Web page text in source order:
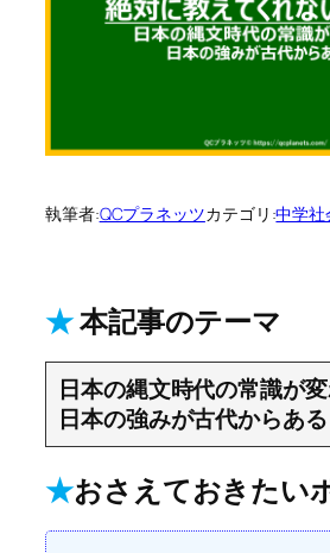
執筆者:QCプラネッツカテゴリ:中学社
★本記事のテーマ
日本の縄文時代の常識が変
日本の強みが古代からある
★おさえておきたい